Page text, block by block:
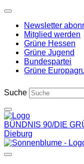
Weiter
Inhalt
Newsletter
Mitglied werden
Grüne Hessen
Grüne Jugend
Bundespartei
Grüne
Suche
BÜNDNIS 90/DIE
Dieburg